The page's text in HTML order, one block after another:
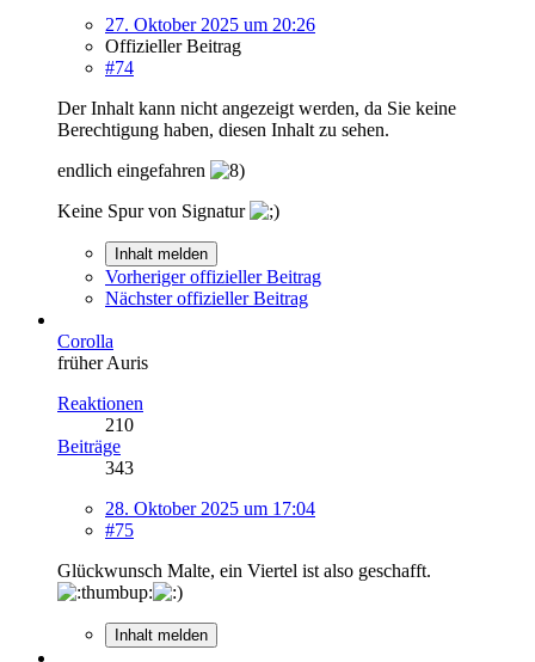
27. Oktober 2025 um 20:26
Offizieller Beitrag
#74
Der Inhalt kann nicht angezeigt werden, da Sie keine
Berechtigung haben, diesen Inhalt zu sehen.
endlich eingefahren
Keine Spur von Signatur
Inhalt melden
Vorheriger offizieller Beitrag
Nächster offizieller Beitrag
Corolla
früher Auris
Reaktionen
210
Beiträge
343
28. Oktober 2025 um 17:04
#75
Glückwunsch Malte, ein Viertel ist also geschafft.
Inhalt melden